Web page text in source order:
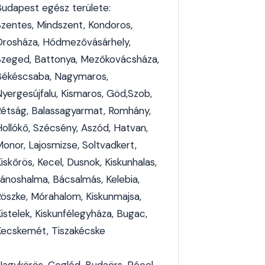
egész területe:
Mindszent, Kondoros,
Hódmezővásárhely,
Battonya, Mezőkovácsháza,
Nagymaros,
Kismaros, Göd,Szob,
Balassagyarmat, Romhány,
Szécsény, Aszód, Hatvan,
Lajosmizse, Soltvadkert,
Kecel, Dusnok, Kiskunhalas,
Bácsalmás, Kelebia,
Mórahalom, Kiskunmajsa,
Kiskunfélegyháza, Bugac,
Tiszakécske